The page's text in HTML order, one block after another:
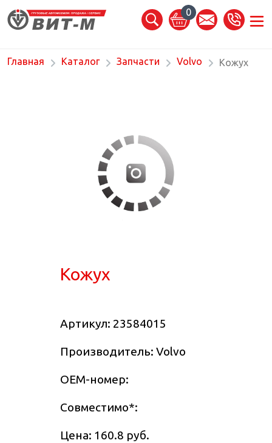
0
Главная Каталог Запчасти Volvo Кожух
Кожух
Артикул: 23584015
Производитель: Volvo
OEM-номер:
Совместимо*:
Цена: 160.8 руб.